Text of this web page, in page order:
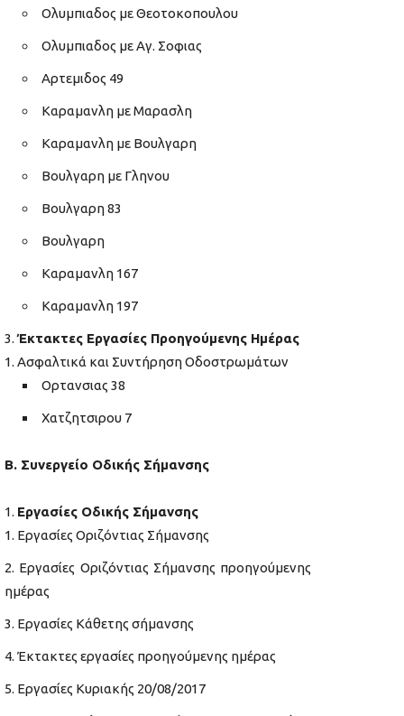
Ολυμπιαδος με Θεοτοκοπουλου
Ολυμπιαδος με Αγ. Σοφιας
Αρτεμιδος 49
Καραμανλη με Μαρασλη
Καραμανλη με Βουλγαρη
Βουλγαρη με Γληνου
Βουλγαρη 83
Βουλγαρη
Καραμανλη 167
Καραμανλη 197
Έκτακτες Εργασίες Προηγούμενης Ημέρας
Ασφαλτικά και Συντήρηση Οδοστρωμάτων
Ορτανσιας 38
Χατζητσιρου 7
Β. Συνεργείο Οδικής Σήμανσης
Εργασίες Οδικής Σήμανσης
Εργασίες Οριζόντιας Σήμανσης
Εργασίες Οριζόντιας Σήμανσης προηγούμενης
ημέρας
Εργασίες Κάθετης σήμανσης
Έκτακτες εργασίες προηγούμενης ημέρας
Εργασίες Κυριακής 20/08/2017